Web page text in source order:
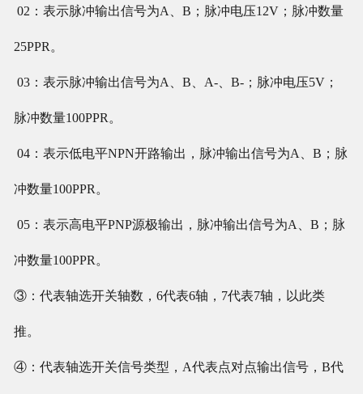
02：表示脉冲输出信号为A、B；脉冲电压12V；脉冲数量
25PPR。
03：表示脉冲输出信号为A、B、A-、B-；脉冲电压5V；
脉冲数量100PPR。
04：表示低电平NPN开路输出，脉冲输出信号为A、B；脉
冲数量100PPR。
05：表示高电平PNP源极输出，脉冲输出信号为A、B；脉
冲数量100PPR。
③：代表轴选开关轴数，6代表6轴，7代表7轴，以此类
推。
④：代表轴选开关信号类型，A代表点对点输出信号，B代